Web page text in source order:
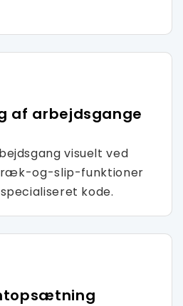
af arbejdsgange
visuelt ved
og-slip-funktioner
kode.